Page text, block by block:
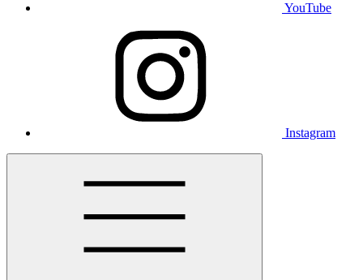
YouTube
Instagram